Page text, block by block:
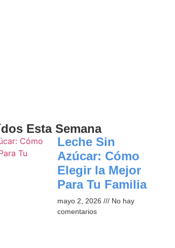
Esta Semana
Leche Sin
Azúcar: Cómo
Elegir la Mejor
Para Tu Familia
mayo 2, 2026
No hay
comentarios